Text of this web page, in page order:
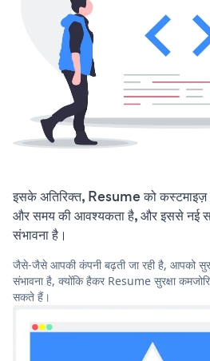
इसके अतिरिक्त, Resume को
और समय की आवश्यकता है, और इससे नई
संभावना है।
जैसे-जैसे आपकी कंपनी बढ़ती जा रही है, आपको
संभावना है, क्योंकि हैकर Resume सुरक्षा
सकते हैं।